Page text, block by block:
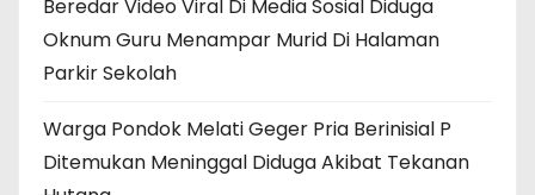
Beredar Video Viral Di Media Sosial Diduga
Oknum Guru Menampar Murid Di Halaman
Parkir Sekolah
Warga Pondok Melati Geger Pria Berinisial P
Ditemukan Meninggal Diduga Akibat Tekanan